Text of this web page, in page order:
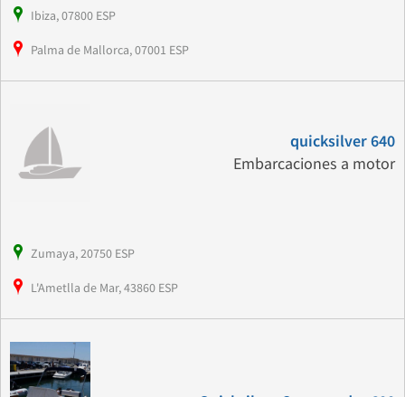
Ibiza, 07800 ESP
Palma de Mallorca, 07001 ESP
quicksilver 640
Embarcaciones a motor
Zumaya, 20750 ESP
L'Ametlla de Mar, 43860 ESP